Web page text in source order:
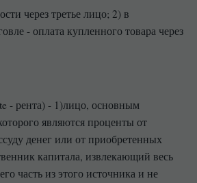
через третье лицо; 2) в
- оплата купленного товара через
- рента) - 1)лицо, основным
являются проценты от
денег или от приобретенных
капитала, извлекающий весь
часть из этого источника и не